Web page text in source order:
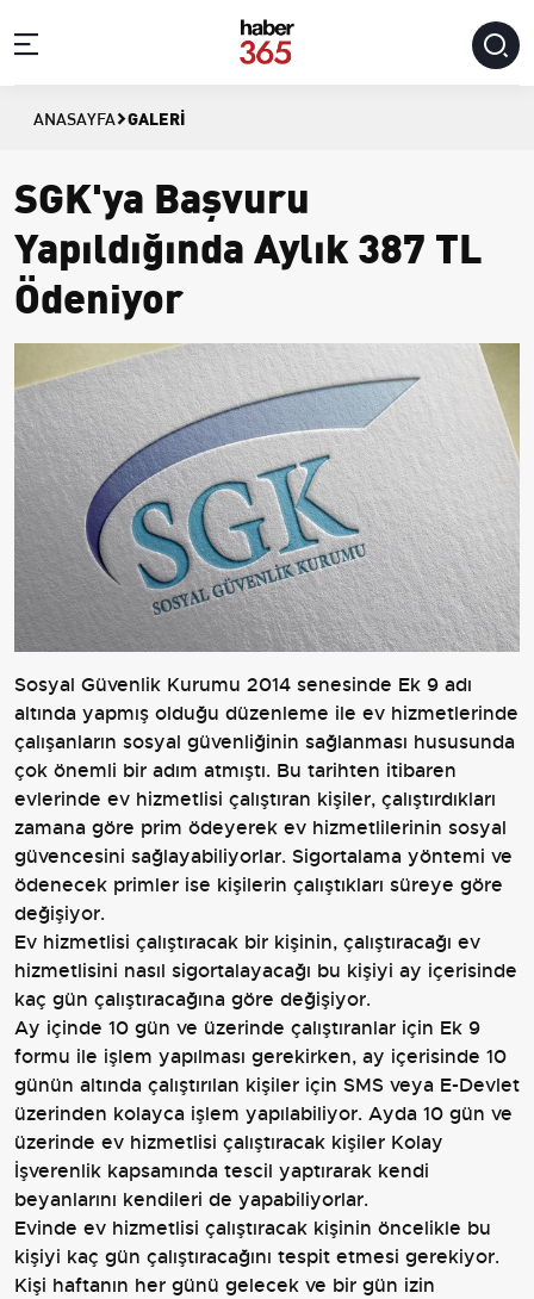
ANASAYFA GALERI
SGK'ya Başvuru
Yapıldığında Aylık 387 TL
Ödeniyor
Sosyal Güvenlik Kurumu 2014 senesinde Ek 9 adı
altında yapmış olduğu düzenleme ile ev hizmetlerinde
çalışanların sosyal güvenliğinin sağlanması hususunda
çok önemli bir adım atmıştı. Bu tarihten itibaren
evlerinde ev hizmetlisi çalıştıran kişiler, çalıştırdıkları
zamana göre prim ödeyerek ev hizmetlilerinin sosyal
güvencesini sağlayabiliyorlar. Sigortalama yöntemi ve
ödenecek primler ise kişilerin çalıştıkları süreye göre
değişiyor.
Ev hizmetlisi çalıştıracak bir kişinin, çalıştıracağı ev
hizmetlisini nasıl sigortalayacağı bu kişiyi ay içerisinde
kaç gün çalıştıracağına göre değişiyor.
Ay içinde 10 gün ve üzerinde çalıştıranlar için Ek 9
formu ile işlem yapılması gerekirken, ay içerisinde 10
günün altında çalıştırılan kişiler için SMS veya E-Devlet
üzerinden kolayca işlem yapılabiliyor. Ayda 10 gün ve
üzerinde ev hizmetlisi çalıştıracak kişiler Kolay
İşverenlik kapsamında tescil yaptırarak kendi
beyanlarını kendileri de yapabiliyorlar.
Evinde ev hizmetlisi çalıştıracak kişinin öncelikle bu
kişiyi kaç gün çalıştıracağını tespit etmesi gerekiyor.
Kişi haftanın her günü gelecek ve bir gün izin